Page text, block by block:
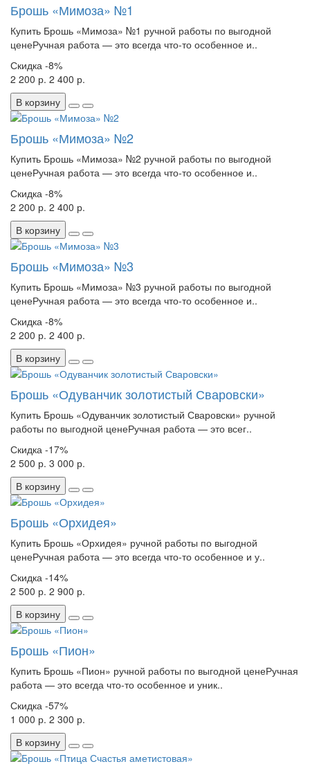
Брошь «Мимоза» №1
Купить Брошь «Мимоза» №1 ручной работы по выгодной
ценеРучная работа — это всегда что-то особенное и..
Скидка -8%
2 200 р. 2 400 р.
В корзину
Брошь «Мимоза» №2
Купить Брошь «Мимоза» №2 ручной работы по выгодной
ценеРучная работа — это всегда что-то особенное и..
Скидка -8%
2 200 р. 2 400 р.
В корзину
Брошь «Мимоза» №3
Купить Брошь «Мимоза» №3 ручной работы по выгодной
ценеРучная работа — это всегда что-то особенное и..
Скидка -8%
2 200 р. 2 400 р.
В корзину
Брошь «Одуванчик золотистый Сваровски»
Купить Брошь «Одуванчик золотистый Сваровски» ручной
работы по выгодной ценеРучная работа — это всег..
Скидка -17%
2 500 р. 3 000 р.
В корзину
Брошь «Орхидея»
Купить Брошь «Орхидея» ручной работы по выгодной
ценеРучная работа — это всегда что-то особенное и у..
Скидка -14%
2 500 р. 2 900 р.
В корзину
Брошь «Пион»
Купить Брошь «Пион» ручной работы по выгодной ценеРучная
работа — это всегда что-то особенное и уник..
Скидка -57%
1 000 р. 2 300 р.
В корзину